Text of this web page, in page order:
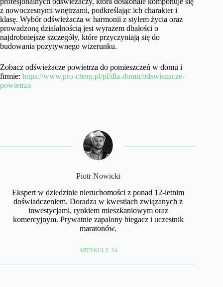
z nowoczesnymi wnętrzami, podkreślając ich charakter i
klasę. Wybór odświeżacza w harmonii z stylem życia oraz
prowadzoną działalnością jest wyrazem dbałości o
najdrobniejsze szczegóły, które przyczyniają się do
budowania pozytywnego wizerunku.
Zobacz odświeżacze powietrza do pomieszczeń w domu i
firmie: https://www.pro-chem.pl/pl/dla-domu/odswiezacze-
powietrza
Piotr Nowicki
Ekspert w dziedzinie nieruchomości z ponad 12-letnim
doświadczeniem. Doradza w kwestiach związanych z
inwestycjami, rynkiem mieszkaniowym oraz
komercyjnym. Prywatnie zapalony biegacz i uczestnik
maratonów.
ARTYKUŁY: 54